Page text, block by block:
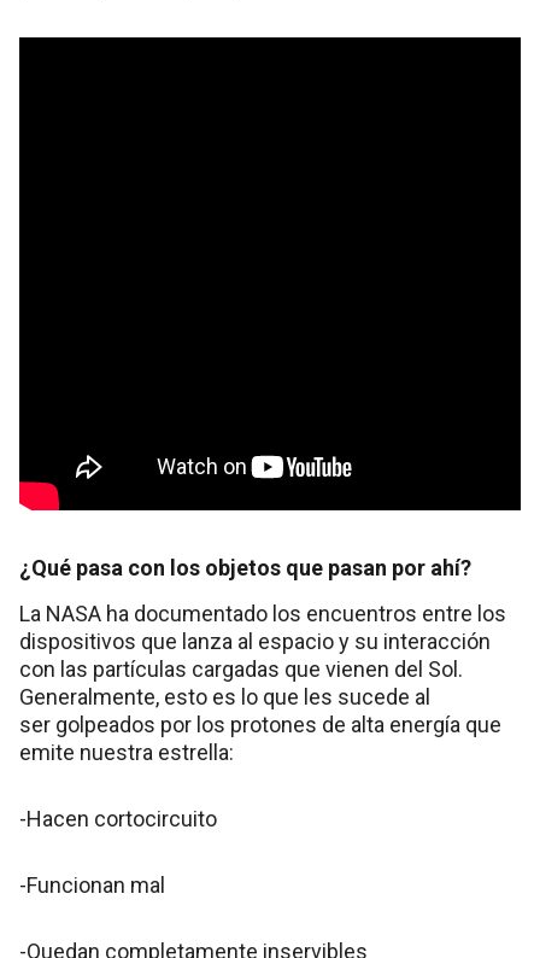
¿Qué pasa con los objetos que pasan por ahí?
La NASA ha documentado los encuentros entre los
dispositivos que lanza al espacio y su interacción
con las partículas cargadas que vienen del Sol.
Generalmente, esto es lo que les sucede al
ser golpeados por los protones de alta energía que
emite nuestra estrella:
-Hacen cortocircuito
-Funcionan mal
-Quedan completamente inservibles